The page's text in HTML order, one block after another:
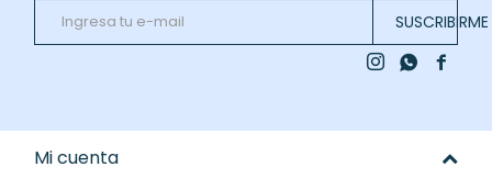
SUSCRIBIRME

 
Mi cuenta